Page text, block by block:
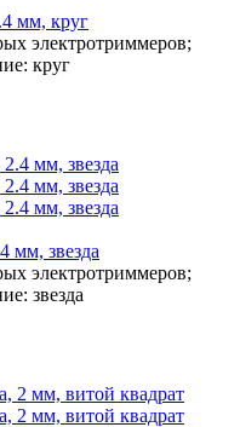
мм, круг
электротриммеров;
круг
мм, звезда
электротриммеров;
звезда